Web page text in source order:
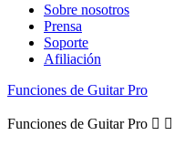
Sobre nosotros
Prensa
Soporte
Afiliación
Funciones de Guitar Pro
Funciones de Guitar Pro  